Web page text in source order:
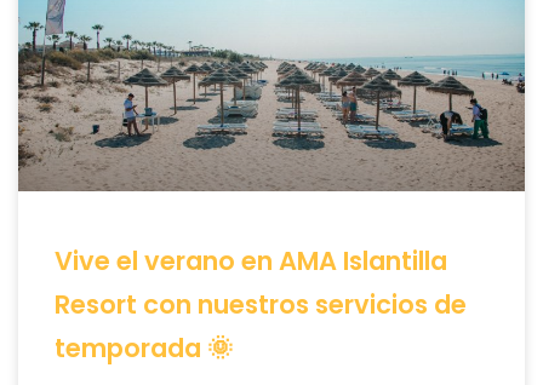
Vive el verano en AMA Islantilla
Resort con nuestros servicios de
temporada 🌞